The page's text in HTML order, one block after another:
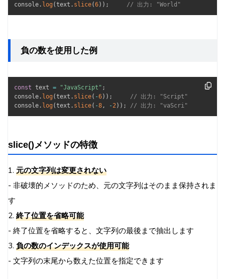
console . log (text . slice(6) ) ; // 出力: "World"
負の数を使用した例
const text = "JavaScript" ;
console . log (text . slice( -6) ) ;
// 出力: "Script"
console . log (text . slice( -8, - 2) ) ; // 出力: "vaScri"
slice()メソッドの特徴
1. 元の文字列は変更されない
- 非破壊的メソッドのため、元の文字列はそのまま保持されま
す
2. 終了位置を省略可能
- 終了位置を省略すると、文字列の最後まで抽出します
3. 負の数のインデックスが使用可能
- 文字列の末尾から数えた位置を指定できます